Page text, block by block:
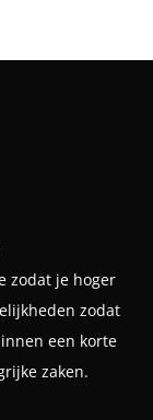
zodat je hoger
zodat
een korte
zaken.